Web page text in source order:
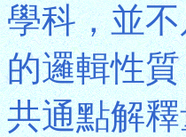
學科，並
的邏輯性
共通點解